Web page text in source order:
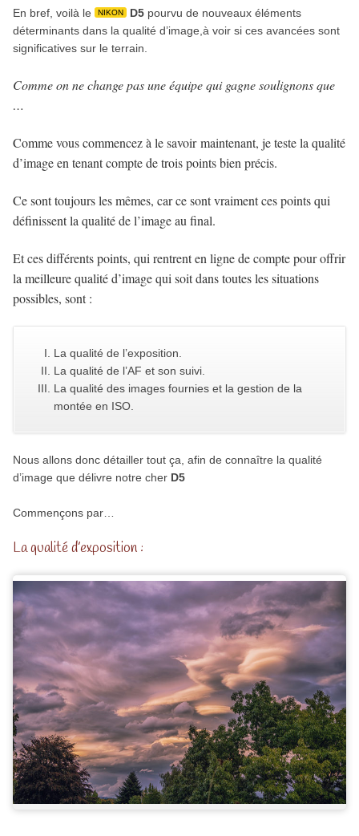
En bref, voilà le NIKON D5pourvu de nouveaux éléments
déterminants dans la qualité d’image,à voir si ces avancées sont
significatives sur le terrain.
Comme on ne change pas une équipe qui gagne soulignons que
…
Comme vous commencez à le savoir maintenant, je teste la qualité
d’image en tenant compte de trois points bien précis.
Ce sont toujours les mêmes, car ce sont vraiment ces points qui
définissent la qualité de l’image au final.
Et ces différents points, qui rentrent en ligne de compte pour offrir
la meilleure qualité d’image qui soit dans toutes les situations
possibles, sont :
La qualité de l’exposition.
La qualité de l’AF et son suivi.
La qualité des images fournies et la gestion de la
montée en ISO.
Nous allons donc détailler tout ça, afin de connaître la qualité
d’image que délivre notre cherD5
Commençons par…
La qualité d’exposition :